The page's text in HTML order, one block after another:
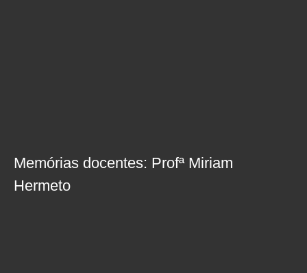
Memórias docentes: Profª Miriam
Hermeto